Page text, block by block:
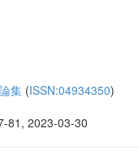
集 (ISSN:04934350)
81, 2023-03-30